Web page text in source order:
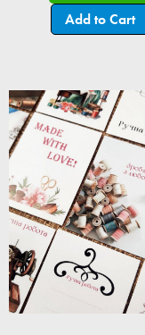
Add to Cart